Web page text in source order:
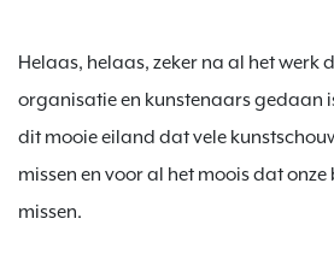
Helaas, helaas, zeker na al het werk
organisatie en kunstenaars gedaan
dit mooie eiland dat vele
missen en voor al het moois dat onze
missen.